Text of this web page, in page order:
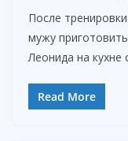
После
мужу
Леонида на кухне
Read More